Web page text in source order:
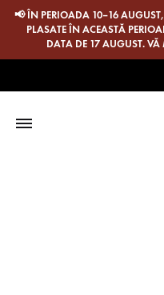
📢 ÎN PERIOADA 10–16
PLASATE ÎN ACEASTĂ
DATA DE 17 AUGUST. VĂ